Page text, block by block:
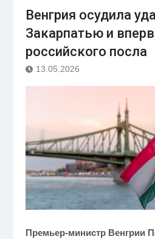
Венгрия осудила
Закарпатью и
российского посла
13.05.2026
Премьер-министр Венгрии